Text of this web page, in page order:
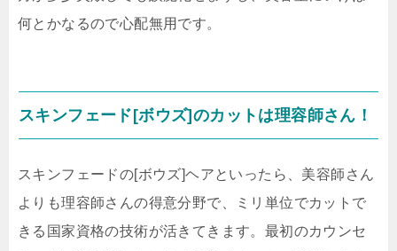
何とかなるので心配無用です。
スキンフェード[ボウズ]のカットは理容師さん！
スキンフェードの[ボウズ]ヘアといったら、美容師さん
よりも理容師さんの得意分野で、ミリ単位でカットで
きる国家資格の技術が活きてきます。最初のカウンセ